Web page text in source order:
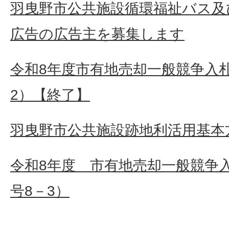
羽曳野市公共施設循環福祉バス
広告の広告主を募集します
令和8年度市有地売却一般競争入
2）【終了】
羽曳野市公共施設跡地利活用基本
令和8年度 市有地売却一般
号8－3）